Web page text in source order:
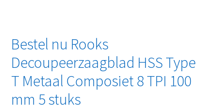
Bestel nu Rooks
Decoupeerzaagblad HSS Type
T Metaal Composiet 8 TPI 100
mm 5 stuks